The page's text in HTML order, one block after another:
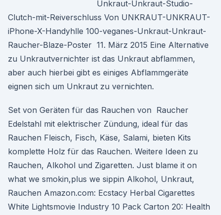
Unkraut-Unkraut-Studio-
Clutch-mit-Reiverschluss Von UNKRAUT-UNKRAUT-
iPhone-X-Handyhlle 100-veganes-Unkraut-Unkraut-
Raucher-Blaze-Poster 11. März 2015 Eine Alternative
zu Unkrautvernichter ist das Unkraut abflammen,
aber auch hierbei gibt es einiges Abflammgeräte
eignen sich um Unkraut zu vernichten.
Set von Geräten für das Rauchen von Raucher
Edelstahl mit elektrischer Zündung, ideal für das
Rauchen Fleisch, Fisch, Käse, Salami, bieten Kits
komplette Holz für das Rauchen. Weitere Ideen zu
Rauchen, Alkohol und Zigaretten. Just blame it on
what we smokin,plus we sippin Alkohol, Unkraut,
Rauchen Amazon.com: Ecstacy Herbal Cigarettes
White Lightsmovie Industry 10 Pack Carton 20: Health